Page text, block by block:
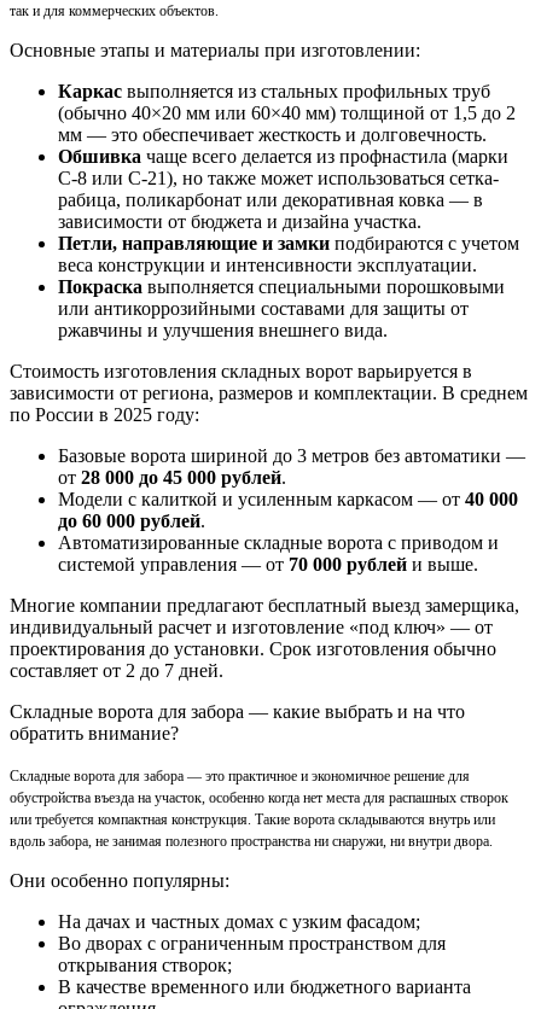
так и для коммерческих объектов.
Основные этапы и материалы при изготовлении:
Каркас выполняется из стальных профильных труб
(обычно 40×20 мм или 60×40 мм) толщиной от 1,5 до 2
мм — это обеспечивает жесткость и долговечность.
Обшивка чаще всего делается из профнастила (марки
С-8 или С-21), но также может использоваться сетка-
рабица, поликарбонат или декоративная ковка — в
зависимости от бюджета и дизайна участка.
Петли, направляющие и замки подбираются с учетом
веса конструкции и интенсивности эксплуатации.
Покраска выполняется специальными порошковыми
или антикоррозийными составами для защиты от
ржавчины и улучшения внешнего вида.
Стоимость изготовления складных ворот варьируется в
зависимости от региона, размеров и комплектации. В среднем
по России в 2025 году:
Базовые ворота шириной до 3 метров без автоматики —
от 28 000 до 45 000 рублей.
Модели с калиткой и усиленным каркасом — от 40 000
до 60 000 рублей.
Автоматизированные складные ворота с приводом и
системой управления — от 70 000 рублей и выше.
Многие компании предлагают бесплатный выезд замерщика,
индивидуальный расчет и изготовление «под ключ» — от
проектирования до установки. Срок изготовления обычно
составляет от 2 до 7 дней.
Складные ворота для забора — какие выбрать и на что
обратить внимание?
Складные ворота для забора — это практичное и экономичное решение для
обустройства въезда на участок, особенно когда нет места для распашных створок
или требуется компактная конструкция. Такие ворота складываются внутрь или
вдоль забора, не занимая полезного пространства ни снаружи, ни внутри двора.
Они особенно популярны:
На дачах и частных домах с узким фасадом;
Во дворах с ограниченным пространством для
открывания створок;
В качестве временного или бюджетного варианта